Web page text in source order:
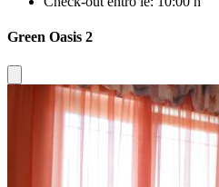
Green Oasis 2
Close modal